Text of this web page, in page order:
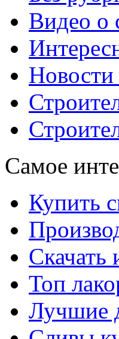
Видео о
Новости
Самое
Купить
Скачать
Топ
Лучшие